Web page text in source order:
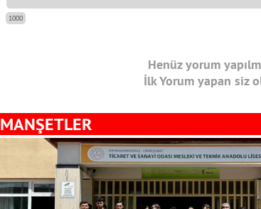
1000
Henüz yorum
İlk Yorum yapan siz
MANŞETLER